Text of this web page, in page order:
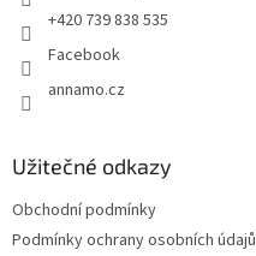
+420 739 838 535
Facebook
annamo.cz
Užitečné odkazy
Obchodní podmínky
Podmínky ochrany osobních údajů